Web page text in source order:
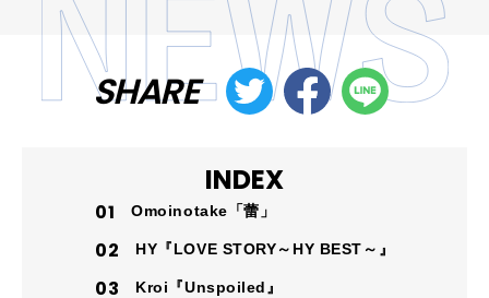
SHARE
INDEX
Omoinotake「蕾」
HY『LOVE STORY～HY BEST～』
Kroi『Unspoiled』